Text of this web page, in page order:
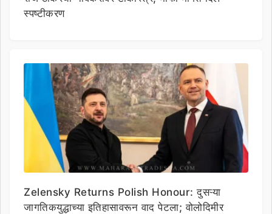
स्पष्टीकरण
Zelensky Returns Polish Honour: दुसऱ्या
जागतिकयुद्धाच्या इतिहासावरून वाद पेटला; वोलोदिमीर